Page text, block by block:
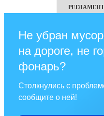
Не убран
на дороге, не
фонарь?
Столкнулись с
сообщите о ней!